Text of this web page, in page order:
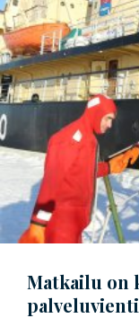
Matkailu on